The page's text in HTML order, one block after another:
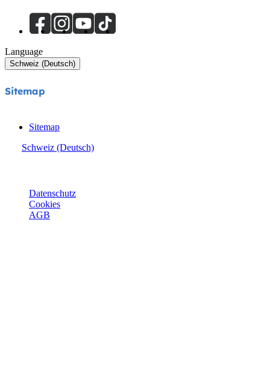
Language
Schweiz (Deutsch)
Sitemap
Sitemap
Schweiz (Deutsch)
Datenschutz
Cookies
AGB